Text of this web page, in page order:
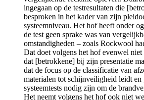
ingegaan op de testresultaten die
besproken in het kader van zijn
systeemniveau. Het hof heeft onder
de test geen sprake was van
omstandigheden – zoals Rockwool
Dat doet volgens het hof evenwel niet
dat [betrokkene] bij zijn presentatie
dat de focus op de classificatie van
materialen tot schijnveiligheid leidt en
systeemtests nodig zijn om de
Het neemt volgens het hof ook niet